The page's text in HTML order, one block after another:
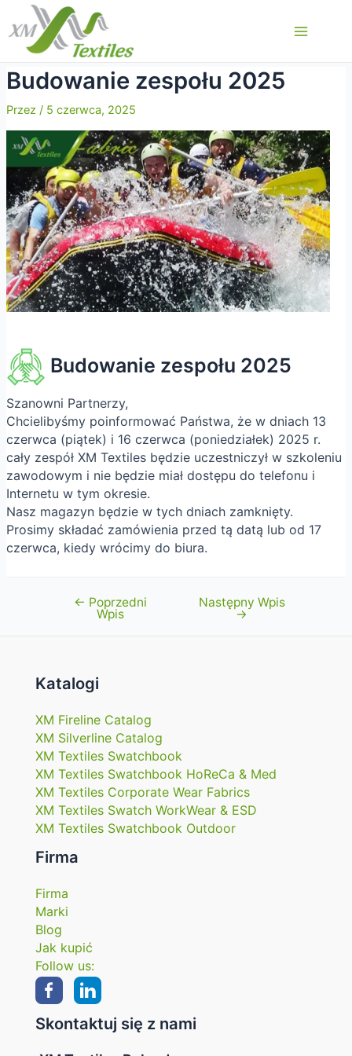
Przejdź
do
treści
Budowanie zespołu 2025
Przez / 5 czerwca, 2025
Budowanie zespołu 2025
Szanowni Partnerzy,
Chcielibyśmy poinformować Państwa, że w dniach 13
czerwca (piątek) i 16 czerwca (poniedziałek) 2025 r.
cały zespół XM Textiles będzie uczestniczył w szkoleniu
zawodowym i nie będzie miał dostępu do telefonu i
Internetu w tym okresie.
Nasz magazyn będzie w tych dniach zamknięty.
Prosimy składać zamówienia przed tą datą lub od 17
czerwca, kiedy wrócimy do biura.
Nawigacja
← Poprzedni
Wpis
Następny Wpis
→
Katalogi
XM Fireline Catalog
XM Silverline Catalog
XM Textiles Swatchbook
XM Textiles Swatchbook HoReCa & Med
XM Textiles Corporate Wear Fabrics
XM Textiles Swatch WorkWear & ESD
XM Textiles Swatchbook Outdoor
Firma
Firma
Marki
Blog
Jak kupić
Follow us:
Skontaktuj się z nami